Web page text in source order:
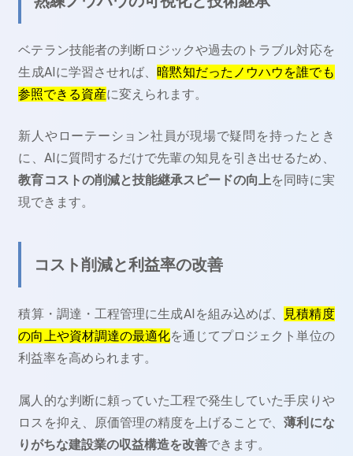
ベテラン技能者の判断ロジックや過去のトラブル対応を
生成AIに学習させれば、暗黙知だったノウハウを誰でも
参照できる資産に変えられます。
新人やローテーション社員が現場で疑問を持ったとき
に、AIに質問するだけで先輩の知見を引き出せるため、
教育コストの削減と技能継承スピードの向上を同時に実
現できます。
コスト削減と利益率の改善
積算・調達・工程管理に生成AIを組み込めば、
見積精度
の向上や資材調達の最適化を通じてプロジェクト単位の
利益率を高められます。
属人的な判断に頼っていた工程で発生していた手戻りや
ロスを抑え、原価管理の精度を上げることで、薄利にな
りがちな建設業の収益構造を改善できます。